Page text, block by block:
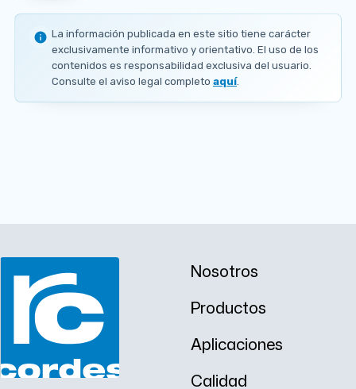
Ø
.
La información publicada en este sitio tiene carácter
exclusivamente informativo y orientativo. El uso de los
contenidos es responsabilidad exclusiva del usuario.
Consulte el aviso legal completo aquí.
Nosotros
Productos
Aplicaciones
Calidad